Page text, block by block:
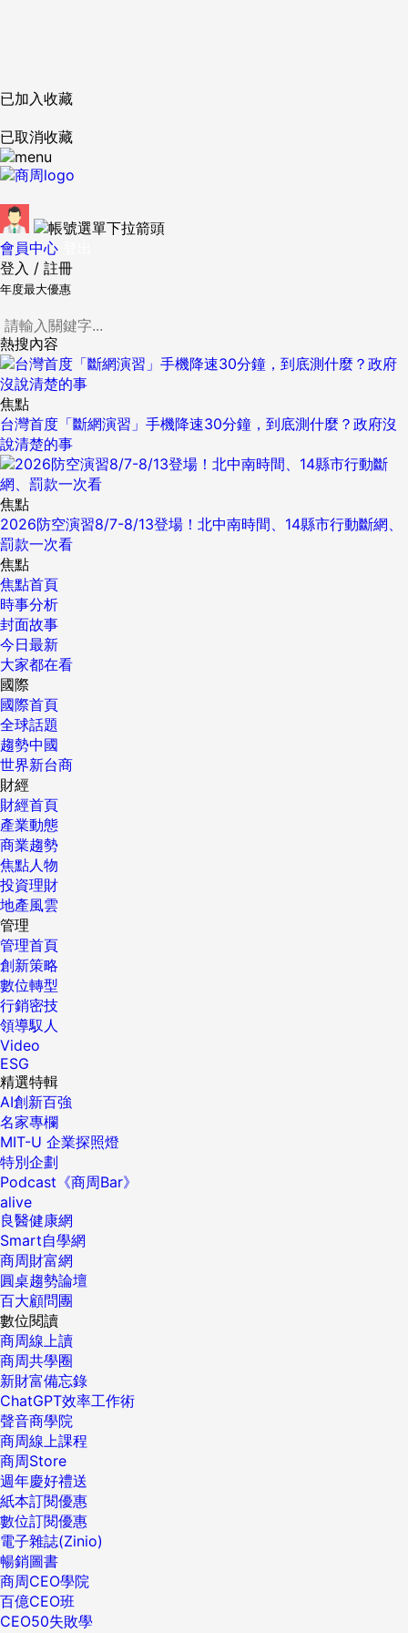
已加入收藏
已取消收藏
會員中心
登入 / 註冊
年度最大優惠
熱搜內容
焦點
台灣首度「斷網演習」手機降速30分鐘，到底測什麼？政府沒
說清楚的事
焦點
2026防空演習8/7-8/13登場！北中南時間、14縣市行動斷網、
罰款一次看
焦點
焦點首頁
時事分析
封面故事
今日最新
大家都在看
國際
國際首頁
全球話題
趨勢中國
世界新台商
財經
財經首頁
產業動態
商業趨勢
焦點人物
投資理財
地產風雲
管理
管理首頁
創新策略
數位轉型
行銷密技
領導馭人
Video
ESG
精選特輯
AI創新百強
名家專欄
MIT-U 企業探照燈
特別企劃
Podcast《商周Bar》
alive
良醫健康網
Smart自學網
商周財富網
圓桌趨勢論壇
百大顧問團
數位閱讀
商周線上讀
商周共學圈
新財富備忘錄
ChatGPT效率工作術
聲音商學院
商周線上課程
商周Store
週年慶好禮送
紙本訂閱優惠
數位訂閱優惠
電子雜誌(Zinio)
暢銷圖書
商周CEO學院
百億CEO班
CEO50失敗學